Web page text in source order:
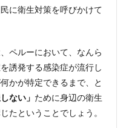
に衛生対策を呼びかけて
ペルーにおいて、なんら
誘発する感染症が流行し
かが特定できるまで、と
ない」 ために身辺の衛生
たということでしょう。